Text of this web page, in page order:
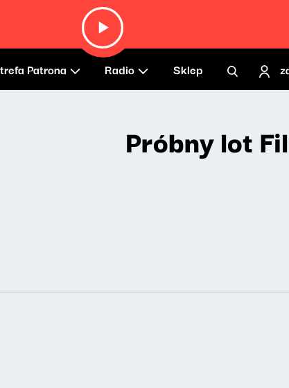
Patrona Radio Sklep
Próbny lot